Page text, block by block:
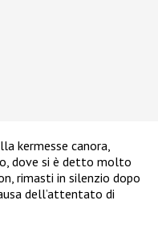
kermesse canora,
dove si è detto molto
rimasti in silenzio dopo
dell’attentato di